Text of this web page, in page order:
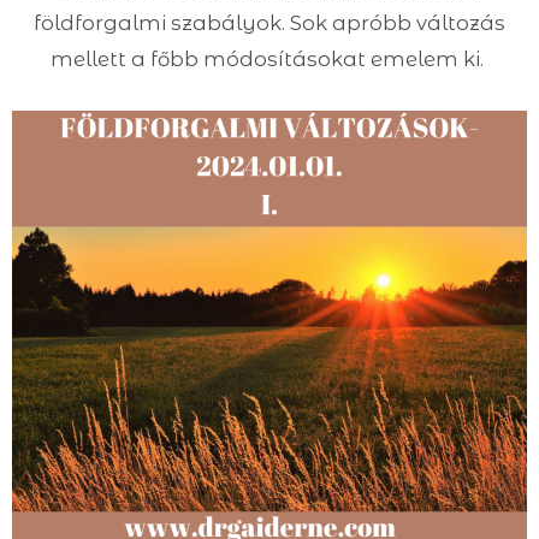
földforgalmi szabályok. Sok apróbb változás
mellett a főbb módosításokat emelem ki.